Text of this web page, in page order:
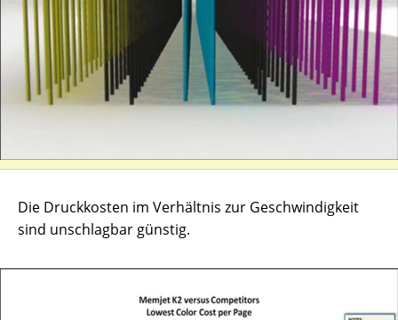
Die Druckkosten im Verhältnis zur Geschwindigkeit
sind unschlagbar günstig.